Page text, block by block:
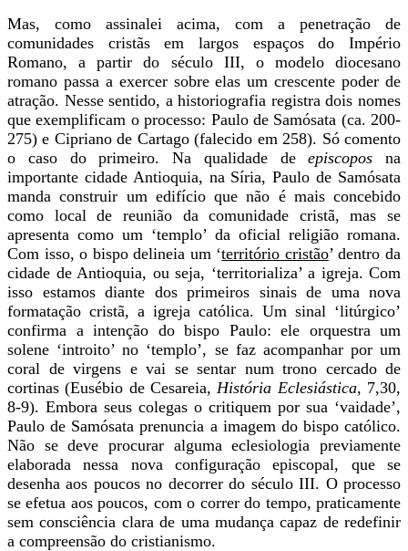
Mas, como assinalei acima, com a penetração de
comunidades cristãs em largos espaços do Império
Romano, a partir do século III, o modelo diocesano
romano passa a exercer sobre elas um crescente poder de
atração. Nesse sentido, a historiografia registra dois nomes
que exemplificam o processo: Paulo de Samósata (ca. 200-
275) e Cipriano de Cartago (falecido em 258). Só comento
o caso do primeiro. Na qualidade deepiscopos na
importante cidade Antioquia, na Síria, Paulo de Samósata
manda construir um edifício que não é mais concebido
como local de reunião da comunidade cristã, mas se
apresenta como um ‘templo’ da oficial religião romana.
Com isso, o bispo delineia um ‘território cristão’ dentro da
cidade de Antioquia, ou seja, ‘territorializa’ a igreja. Com
isso estamos diante dos primeiros sinais de uma nova
formatação cristã, a igreja católica. Um sinal ‘litúrgico’
confirma a intenção do bispo Paulo: ele orquestra um
solene ‘introito’ no ‘templo’, se faz acompanhar por um
coral de virgens e vai se sentar num trono cercado de
cortinas (Eusébio de Cesareia, História Eclesiástica, 7,30,
8-9). Embora seus colegas o critiquem por sua ‘vaidade’,
Paulo de Samósata prenuncia a imagem do bispo católico.
Não se deve procurar alguma eclesiologia previamente
elaborada nessa nova configuração episcopal, que se
desenha aos poucos no decorrer do século III. O processo
se efetua aos poucos, com o correr do tempo, praticamente
sem consciência clara de uma mudança capaz de redefinir
a compreensão do cristianismo.